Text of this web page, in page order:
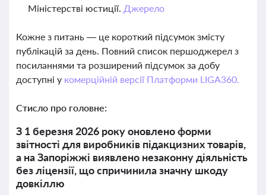
Міністерстві юстиції. Джерело
Кожне з питань — це короткий підсумок змісту
публікацій за день. Повний список першоджерел з
посиланнями та розширений підсумок за добу
доступні у комерційній версії Платформи LIGA360.
Стисло про головне:
З 1 березня 2026 року оновлено форми
звітності для виробників підакцизних товарів,
а на Запоріжжі виявлено незаконну діяльність
без ліцензії, що спричинила значну шкоду
довкіллю